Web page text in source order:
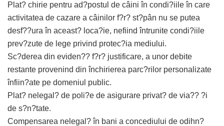
Plat? chirie pentru ad?postul de câini în condi?iile în care
activitatea de cazare a câinilor f?r? st?pân nu se putea
desf??ura în aceast? loca?ie, nefiind întrunite condi?iile
prev?zute de lege privind protec?ia mediului.
Sc?derea din eviden?? f?r? justificare, a unor debite
restante provenind din închirierea parc?rilor personalizate
înfiin?ate pe domeniul public.
Plat? nelegal? de poli?e de asigurare privat? de via?? ?i
de s?n?tate.
Compensarea nelegal? în bani a concediului de odihn?